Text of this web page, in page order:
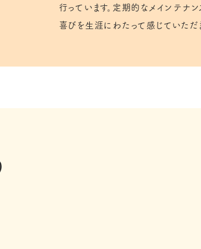
行っています。定期的なメインテナ
喜びを生涯にわたって感じていただ